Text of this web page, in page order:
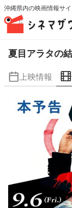
沖縄県内の映画情報サイ
夏目アラタの
上映情報